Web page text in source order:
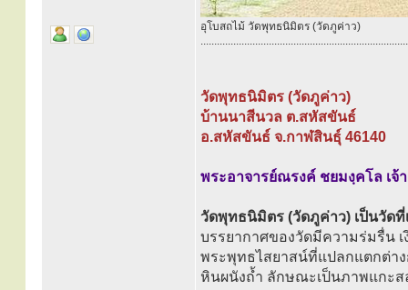
อุโบสถไม้ วัดพุทธนิมิตร (วัดภูค่าว)
............................................................................
วัดพุทธนิมิตร (วัดภูค่าว)
บ้านนาสีนวล ต.สหัสขันธ์
อ.สหัสขันธ์ จ.กาฬสินธุ์ 46140
พระอาจารย์ณรงค์ ชยมงฺคโล เจ้
วัดพุทธนิมิตร (วัดภูค่าว) เป็นวัด
บรรยากาศของวัดมีความร่มรื่น เ
พระพุทธไสยาสน์ที่แปลกแตกต่า
หินผนังถ้ำ ลักษณะเป็นภาพแกะ